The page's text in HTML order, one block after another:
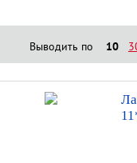
Выводить по 10